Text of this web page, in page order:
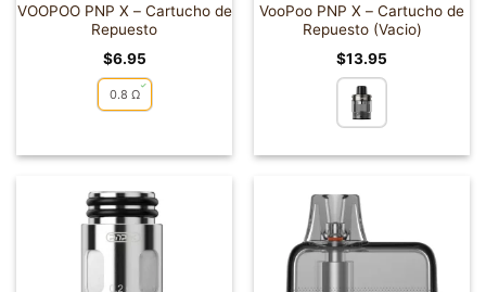
VOOPOO PNP X – Cartucho de
Repuesto
$6.95
0.8 Ω
VooPoo PNP X – Cartucho de
Repuesto (Vacio)
$13.95